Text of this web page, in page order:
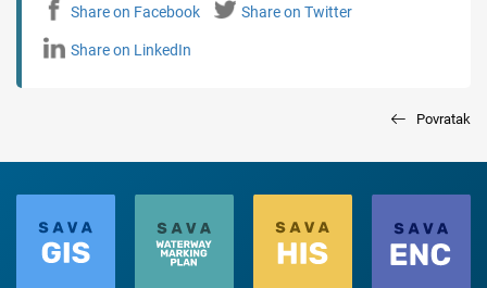
Share on Facebook Share on Twitter
Share on LinkedIn
Povratak